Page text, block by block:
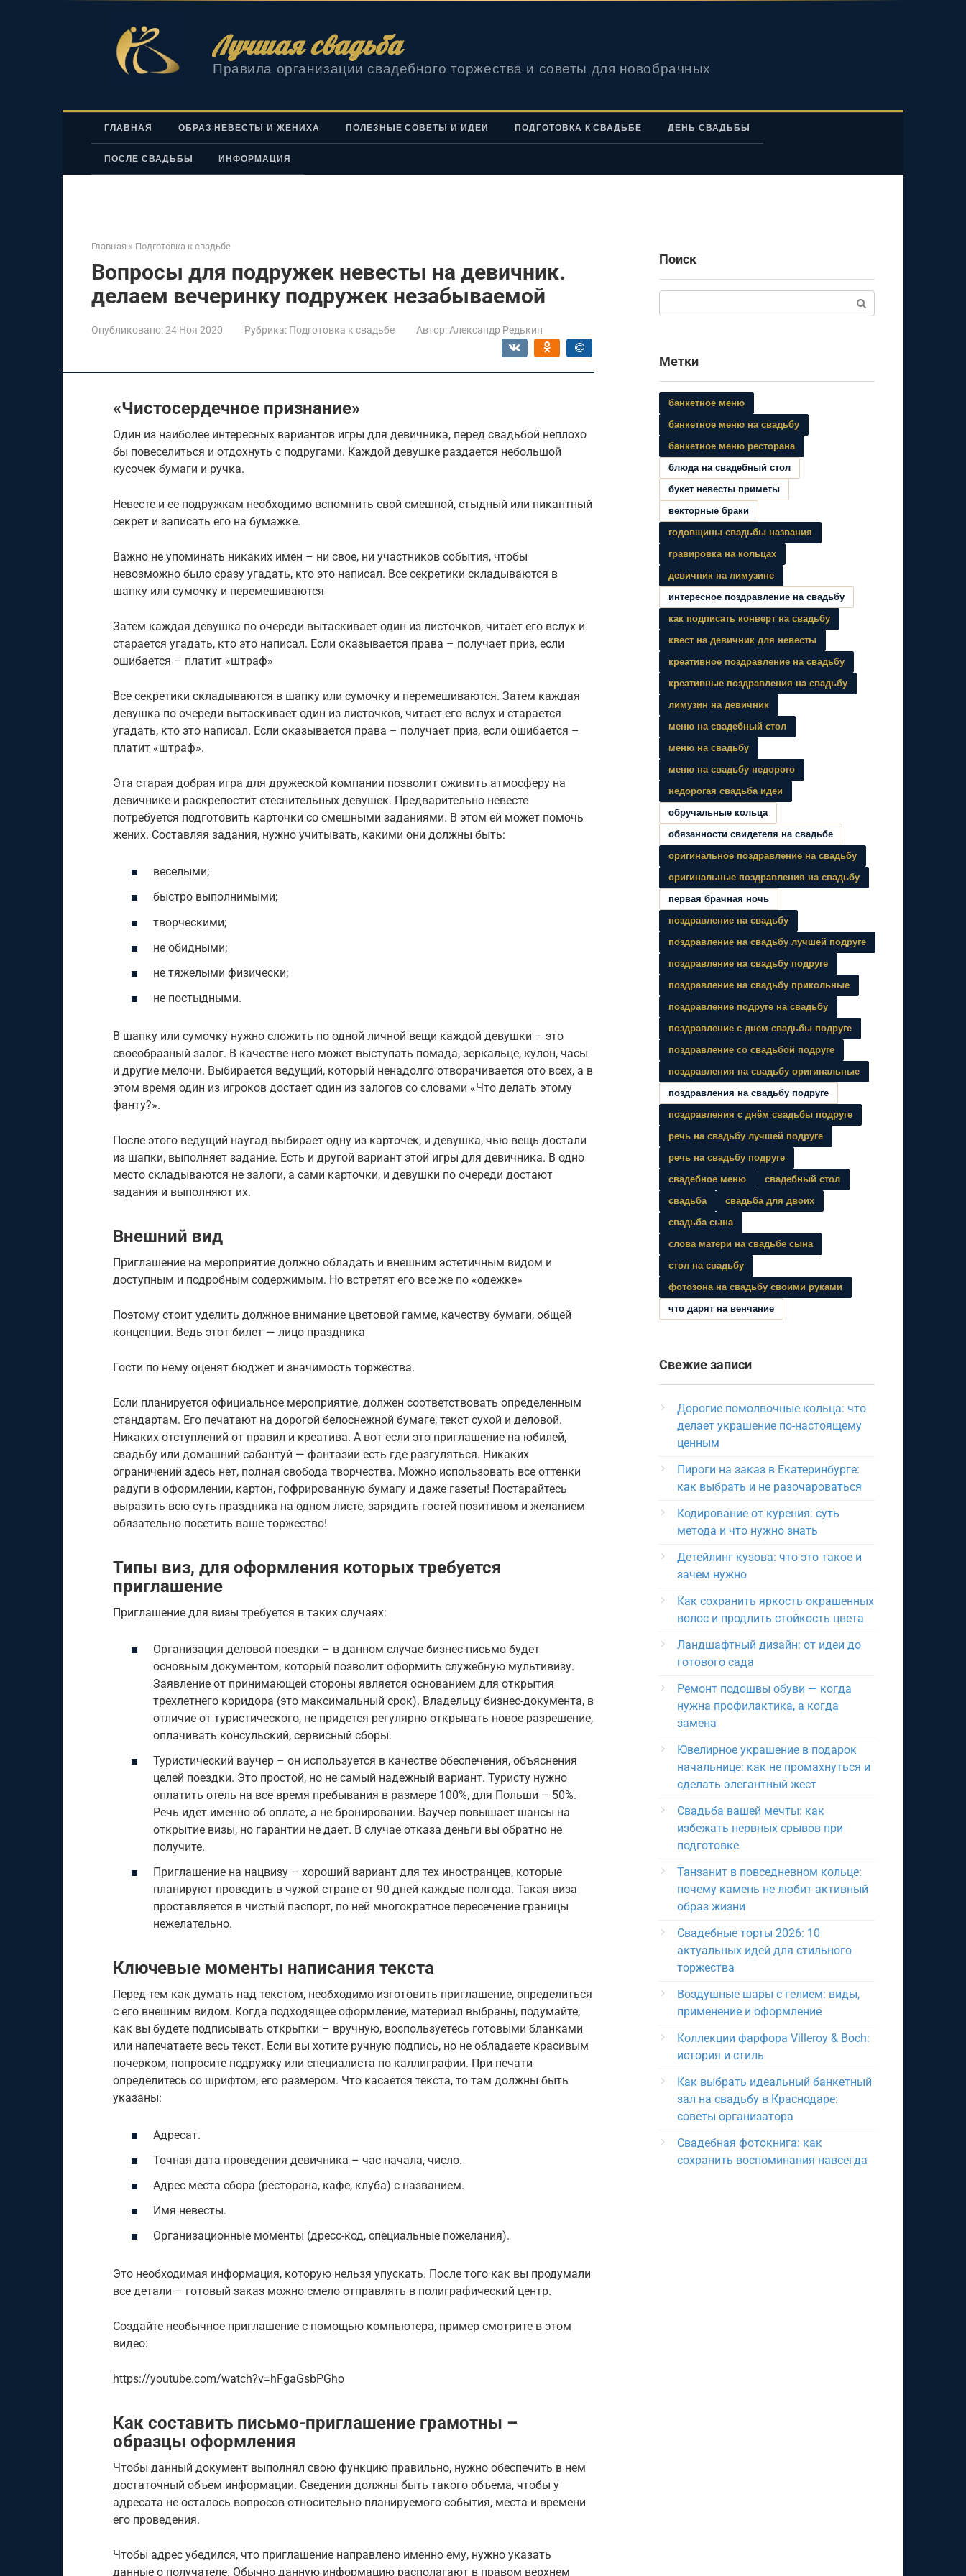
Лучшая свадьба
Правила организации свадебного торжества и советы для новобрачных
ГЛАВНАЯ ОБРАЗ НЕВЕСТЫ И ЖЕНИХА ПОЛЕЗНЫЕ СОВЕТЫ И ИДЕИ ПОДГОТОВКА К СВАДЬБЕ ДЕНЬ СВАДЬБЫ
ПОСЛЕ СВАДЬБЫ ИНФОРМАЦИЯ
Главная » Подготовка к свадьбе
Вопросы для подружек невесты на девичник.
делаем вечеринку подружек незабываемой
Опубликовано:24 Ноя 2020 Рубрика: Подготовка к свадьбе Автор: Александр Редькин
«Чистосердечное признание»
Один из наиболее интересных вариантов игры для девичника, перед свадьбой неплохо
бы повеселиться и отдохнуть с подругами. Каждой девушке раздается небольшой
кусочек бумаги и ручка.
Невесте и ее подружкам необходимо вспомнить свой смешной, стыдный или пикантный
секрет и записать его на бумажке.
Важно не упоминать никаких имен – ни свое, ни участников события, чтобы
невозможно было сразу угадать, кто это написал. Все секретики складываются в
шапку или сумочку и перемешиваются
Затем каждая девушка по очереди вытаскивает один из листочков, читает его вслух и
старается угадать, кто это написал. Если оказывается права – получает приз, если
ошибается – платит «штраф»
Все секретики складываются в шапку или сумочку и перемешиваются. Затем каждая
девушка по очереди вытаскивает один из листочков, читает его вслух и старается
угадать, кто это написал. Если оказывается права – получает приз, если ошибается –
платит «штраф».
Эта старая добрая игра для дружеской компании позволит оживить атмосферу на
девичнике и раскрепостит стеснительных девушек. Предварительно невесте
потребуется подготовить карточки со смешными заданиями. В этом ей может помочь
жених. Составляя задания, нужно учитывать, какими они должны быть:
веселыми;
быстро выполнимыми;
творческими;
не обидными;
не тяжелыми физически;
не постыдными.
В шапку или сумочку нужно сложить по одной личной вещи каждой девушки – это
своеобразный залог. В качестве него может выступать помада, зеркальце, кулон, часы
и другие мелочи. Выбирается ведущий, который ненадолго отворачивается ото всех, а в
этом время один из игроков достает один из залогов со словами «Что делать этому
фанту?».
После этого ведущий наугад выбирает одну из карточек, и девушка, чью вещь достали
из шапки, выполняет задание. Есть и другой вариант этой игры для девичника. В одно
место складываются не залоги, а сами карточки, и девушки по очереди достают
задания и выполняют их.
Внешний вид
Приглашение на мероприятие должно обладать и внешним эстетичным видом и
доступным и подробным содержимым. Но встретят его все же по «одежке»
Поэтому стоит уделить должное внимание цветовой гамме, качеству бумаги, общей
концепции. Ведь этот билет — лицо праздника
Гости по нему оценят бюджет и значимость торжества.
Если планируется официальное мероприятие, должен соответствовать определенным
стандартам. Его печатают на дорогой белоснежной бумаге, текст сухой и деловой.
Никаких отступлений от правил и креатива. А вот если это приглашение на юбилей,
свадьбу или домашний сабантуй — фантазии есть где разгуляться. Никаких
ограничений здесь нет, полная свобода творчества. Можно использовать все оттенки
радуги в оформлении, картон, гофрированную бумагу и даже газеты! Постарайтесь
выразить всю суть праздника на одном листе, зарядить гостей позитивом и желанием
обязательно посетить ваше торжество!
Типы виз, для оформления которых требуется
приглашение
Приглашение для визы требуется в таких случаях:
Организация деловой поездки – в данном случае бизнес-письмо будет
основным документом, который позволит оформить служебную мультивизу.
Заявление от принимающей стороны является основанием для открытия
трехлетнего коридора (это максимальный срок). Владельцу бизнес-документа, в
отличие от туристического, не придется регулярно открывать новое разрешение,
оплачивать консульский, сервисный сборы.
Туристический ваучер – он используется в качестве обеспечения, объяснения
целей поездки. Это простой, но не самый надежный вариант. Туристу нужно
оплатить отель на все время пребывания в размере 100%, для Польши – 50%.
Речь идет именно об оплате, а не бронировании. Ваучер повышает шансы на
открытие визы, но гарантии не дает. В случае отказа деньги вы обратно не
получите.
Приглашение на нацвизу – хороший вариант для тех иностранцев, которые
планируют проводить в чужой стране от 90 дней каждые полгода. Такая виза
проставляется в чистый паспорт, по ней многократное пересечение границы
нежелательно.
Ключевые моменты написания текста
Перед тем как думать над текстом, необходимо изготовить приглашение, определиться
с его внешним видом. Когда подходящее оформление, материал выбраны, подумайте,
как вы будете подписывать открытки – вручную, воспользуетесь готовыми бланками
или напечатаете весь текст. Если вы хотите ручную подпись, но не обладаете красивым
почерком, попросите подружку или специалиста по каллиграфии. При печати
определитесь со шрифтом, его размером. Что касается текста, то там должны быть
указаны:
Адресат.
Точная дата проведения девичника – час начала, число.
Адрес места сбора (ресторана, кафе, клуба) с названием.
Имя невесты.
Организационные моменты (дресс-код, специальные пожелания).
Это необходимая информация, которую нельзя упускать. После того как вы продумали
все детали – готовый заказ можно смело отправлять в полиграфический центр.
Создайте необычное приглашение с помощью компьютера, пример смотрите в этом
видео:
https://youtube.com/watch?v=hFgaGsbPGho
Как составить письмо-приглашение грамотны –
образцы оформления
Чтобы данный документ выполнял свою функцию правильно, нужно обеспечить в нем
достаточный объем информации. Сведения должны быть такого объема, чтобы у
адресата не осталось вопросов относительно планируемого события, места и времени
его проведения.
Чтобы адрес убедился, что приглашение направлено именно ему, нужно указать
данные о получателе. Обычно данную информацию располагают в правом верхнем
Поиск
Метки
банкетное меню
банкетное меню на свадьбу
банкетное меню ресторана
блюда на свадебный стол
букет невесты приметы
векторные браки
годовщины свадьбы названия
гравировка на кольцах
девичник на лимузине
интересное поздравление на свадьбу
как подписать конверт на свадьбу
квест на девичник для невесты
креативное поздравление на свадьбу
креативные поздравления на свадьбу
лимузин на девичник
меню на свадебный стол
меню на свадьбу
меню на свадьбу недорого
недорогая свадьба идеи
обручальные кольца
обязанности свидетеля на свадьбе
оригинальное поздравление на свадьбу
оригинальные поздравления на свадьбу
первая брачная ночь
поздравление на свадьбу
поздравление на свадьбу лучшей подруге
поздравление на свадьбу подруге
поздравление на свадьбу прикольные
поздравление подруге на свадьбу
поздравление с днем свадьбы подруге
поздравление со свадьбой подруге
поздравления на свадьбу оригинальные
поздравления на свадьбу подруге
поздравления с днём свадьбы подруге
речь на свадьбу лучшей подруге
речь на свадьбу подруге
свадебное меню
свадебный стол
свадьба
свадьба для двоих
свадьба сына
слова матери на свадьбе сына
стол на свадьбу
фотозона на свадьбу своими руками
что дарят на венчание
Свежие записи
Дорогие помолвочные кольца: что
делает украшение по-настоящему
ценным
Пироги на заказ в Екатеринбурге:
как выбрать и не разочароваться
Кодирование от курения: суть
метода и что нужно знать
Детейлинг кузова: что это такое и
зачем нужно
Как сохранить яркость окрашенных
волос и продлить стойкость цвета
Ландшафтный дизайн: от идеи до
готового сада
Ремонт подошвы обуви — когда
нужна профилактика, а когда
замена
Ювелирное украшение в подарок
начальнице: как не промахнуться и
сделать элегантный жест
Свадьба вашей мечты: как
избежать нервных срывов при
подготовке
Танзанит в повседневном кольце:
почему камень не любит активный
образ жизни
Свадебные торты 2026: 10
актуальных идей для стильного
торжества
Воздушные шары с гелием: виды,
применение и оформление
Коллекции фарфора Villeroy & Boch:
история и стиль
Как выбрать идеальный банкетный
зал на свадьбу в Краснодаре:
советы организатора
Свадебная фотокнига: как
сохранить воспоминания навсегда